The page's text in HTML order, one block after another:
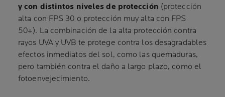
y con distintos niveles de protección (protección
alta con FPS 30 o protección muy alta con FPS
50+). La combinación de la alta protección contra
rayos UVA y UVB te protege contra los desagradables
efectos inmediatos del sol, como las quemaduras,
pero también contra el daño a largo plazo, como el
fotoenvejecimiento.